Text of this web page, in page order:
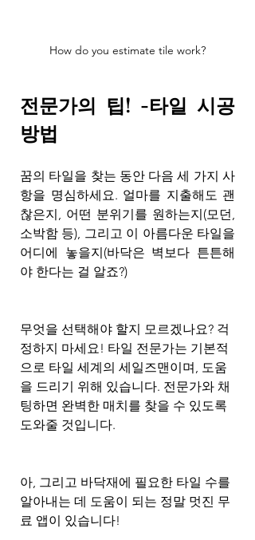
How do you estimate tile work?
전문가의 팁! -타일 시공
방법
꿈의 타일을 찾는 동안 다음 세 가지 사
항을 명심하세요. 얼마를 지출해도 괜
찮은지, 어떤 분위기를 원하는지(모던,
소박함 등), 그리고 이 아름다운 타일을
어디에 놓을지(바닥은 벽보다 튼튼해
야 한다는 걸 알죠?)
무엇을 선택해야 할지 모르겠나요? 걱
정하지 마세요! 타일 전문가는 기본적
으로 타일 세계의 세일즈맨이며, 도움
을 드리기 위해 있습니다. 전문가와 채
팅하면 완벽한 매치를 찾을 수 있도록
도와줄 것입니다.
아, 그리고 바닥재에 필요한 타일 수를
알아내는 데 도움이 되는 정말 멋진 무
료 앱이 있습니다!